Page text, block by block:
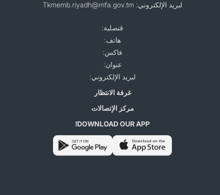
لبريد الإلكتروني: Tkmemb.riyadh@mfa.gov.tm
قنصلية:
هاتف:
فاكس:
عنوان:
لبريد الإلكتروني:
غرفة الانتظار
مركز الإتصالات
DOWNLOAD OUR APP!